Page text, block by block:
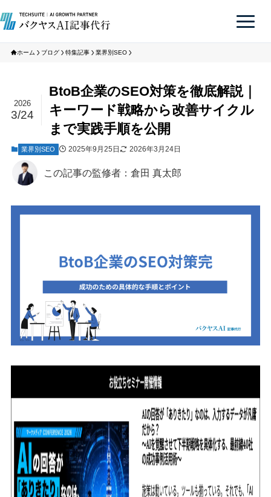
ホーム ブログ 特集記事 業界別SEO
BtoB企業のSEO対策を徹底解説｜
キーワード戦略から改善サイクル
まで実践手順を公開
2026
3/24
業界別SEO 2025年9月25日 2026年3月24日
この記事の監修者：倉田 真太郎